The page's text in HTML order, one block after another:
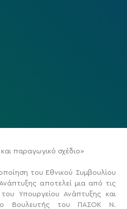
παραγωγικό σχέδιο»
του Εθνικού Συμβουλίου
αποτελεί μια από τις
Υπουργείου Ανάπτυξης και
Βουλευτής του ΠΑΣΟΚ Ν.